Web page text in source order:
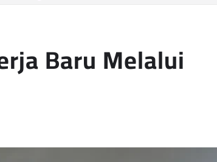
Baru Melalui